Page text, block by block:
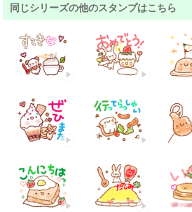
同じシリーズの他のスタンプはこちら